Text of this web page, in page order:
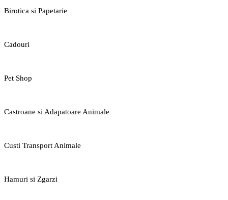
Birotica si Papetarie
Cadouri
Pet Shop
Castroane si Adapatoare Animale
Custi Transport Animale
Hamuri si Zgarzi